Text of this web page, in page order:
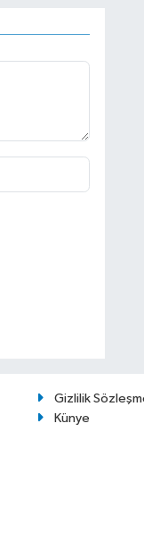
Gizlilik
Künye